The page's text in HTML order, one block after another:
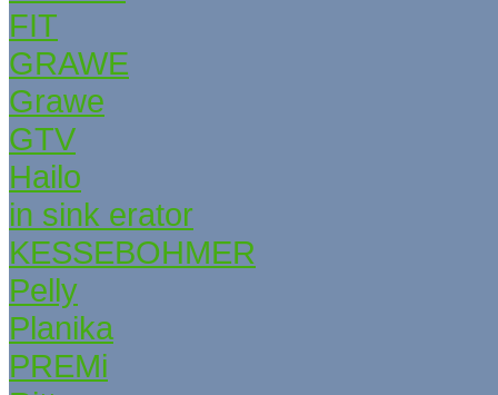
FIT
GRAWE
Grаwe
GTV
Hailo
in sink erator
KESSEBОHMER
Pelly
Planika
PREMi